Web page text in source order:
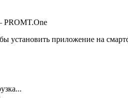
установить приложение на